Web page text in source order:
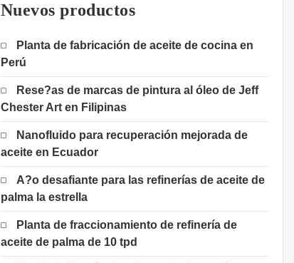
Nuevos productos
Planta de fabricación de aceite de cocina en
Perú
Rese?as de marcas de pintura al óleo de Jeff
Chester Art en Filipinas
Nanofluido para recuperación mejorada de
aceite en Ecuador
A?o desafiante para las refinerías de aceite de
palma la estrella
Planta de fraccionamiento de refinería de
aceite de palma de 10 tpd